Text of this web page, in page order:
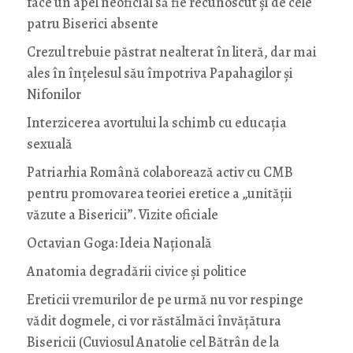
patru Biserici absente
Crezul trebuie păstrat nealterat în literă, dar mai
ales în înțelesul său împotriva Papahagilor și
Nifonilor
Interzicerea avortului la schimb cu educaţia
sexuală
Patriarhia Română colaborează activ cu CMB
pentru promovarea teoriei eretice a „unității
văzute a Bisericii”. Vizite oficiale
Octavian Goga: Ideia Naţională
Anatomia degradării civice și politice
Ereticii vremurilor de pe urmă nu vor respinge
vădit dogmele, ci vor răstălmăci învățătura
Bisericii (Cuviosul Anatolie cel Bătrân de la